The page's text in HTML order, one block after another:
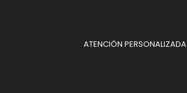
ATENCIÓN PERSONALIZADA